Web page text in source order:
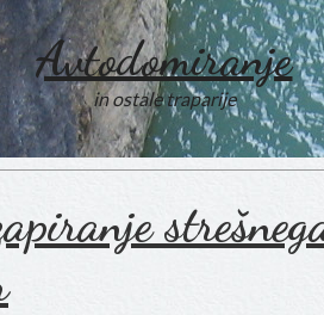
Avtodomiranje
in ostale traparije